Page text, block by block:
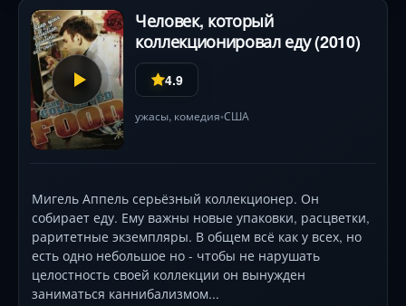
Человек, который
коллекционировал еду (2010)
4.9
ужасы, комедия•США
Мигель Аппель серьёзный коллекционер. Он
собирает еду. Ему важны новые упаковки, расцветки,
раритетные экземпляры. В общем всё как у всех, но
есть одно небольшое но - чтобы не нарушать
целостность своей коллекции он вынужден
заниматься каннибализмом...